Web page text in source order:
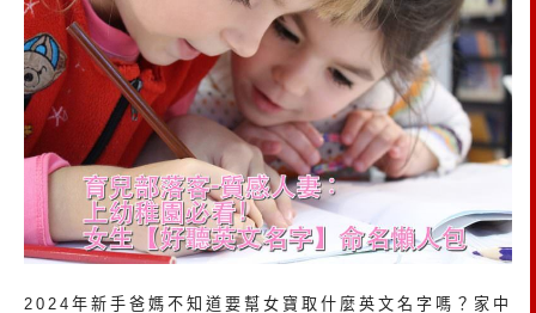
2024年新手爸媽不知道要幫女寶取什麼英文名字嗎？家中